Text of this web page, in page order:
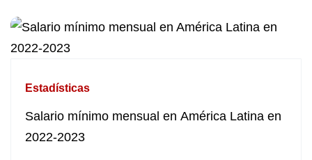
Estadísticas
Salario mínimo mensual en América Latina en
2022-2023